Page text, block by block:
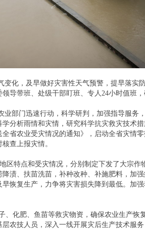
，及早做好灾害性天气预警，提早落实
导带班、处级干部盯班、专人24小时值班，
门迅速行动，科学研判，加强指导服务
分析雨情和灾情，研究科学抗灾救灾技术
省农业受灾情况的通知》，启动全省灾情
查上报灾情。
点和受灾情况，分别制定下发了大宗作物
渍、扶苗洗苗，补种改种、补施肥料，加
恢复生产，力争将灾害损失降到最低。加
肥、鱼苗等救灾物资，确保农业生产恢
农技人员，深入一线开展灾后生产技术服